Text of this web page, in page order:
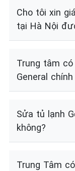
Cho tôi xin
tại Hà Nội
Trung tâm
General
Sửa tủ lạnh
không?
Trung Tâm